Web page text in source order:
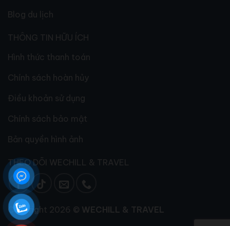
Blog du lịch
THÔNG TIN HỮU ÍCH
Hình thức thanh toán
Chính sách hoàn hủy
Điều khoản sử dụng
Chính sách bảo mật
Bản quyền hình ảnh
THEO DÕI WECHILL & TRAVEL
Copyright 2026 © WECHILL & TRAVEL